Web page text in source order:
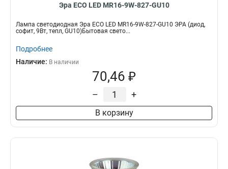
Эра ECO LED MR16-9W-827-GU10
Лампа светодиодная Эра ECO LED MR16-9W-827-GU10 ЭРА (диод,
софит, 9Вт, тепл, GU10)Бытовая свето...
Подробнее
Наличие: В наличии
70,46 ₽
– +
В корзину